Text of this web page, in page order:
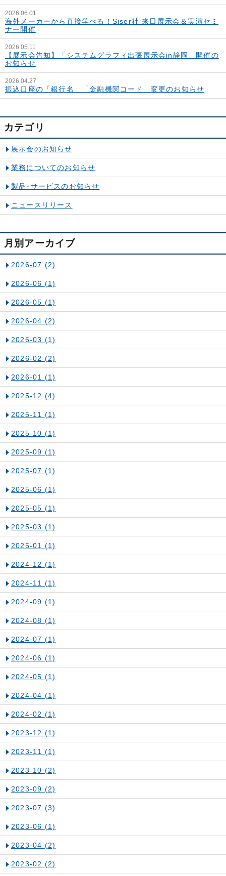
2026.06.01
海外メーカーから直接学べる！Siser社 来日展示会＆実演セミ
ナー開催
2026.05.11
【展示会告知】「システムグラフィ出張展示会in静岡」開催の
お知らせ
2026.04.27
振込口座の「銀行名」「金融機関コード」変更のお知らせ
カテゴリ
展示会のお知らせ
業務についてのお知らせ
製品･サービスのお知らせ
ニュースリリース
月別アーカイブ
2026-07 (2)
2026-06 (1)
2026-05 (1)
2026-04 (2)
2026-03 (1)
2026-02 (2)
2026-01 (1)
2025-12 (4)
2025-11 (1)
2025-10 (1)
2025-09 (1)
2025-07 (1)
2025-06 (1)
2025-05 (1)
2025-03 (1)
2025-01 (1)
2024-12 (1)
2024-11 (1)
2024-09 (1)
2024-08 (1)
2024-07 (1)
2024-06 (1)
2024-05 (1)
2024-04 (1)
2024-02 (1)
2023-12 (1)
2023-11 (1)
2023-10 (2)
2023-09 (2)
2023-07 (3)
2023-06 (1)
2023-04 (2)
2023-02 (2)